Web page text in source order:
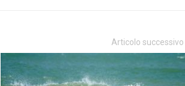
Articolo successivo